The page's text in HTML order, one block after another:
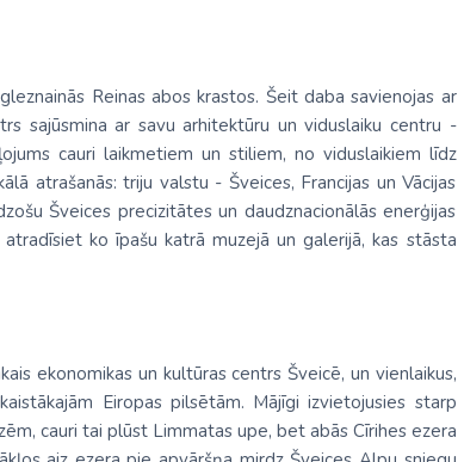
Reinas abos krastos. Šeit daba savienojas ar
sajūsmina ar savu arhitektūru un viduslaiku centru -
cauri laikmetiem un stiliem, no viduslaikiem līdz
atrašanās: triju valstu - Šveices, Francijas un Vācijas
Šveices precizitātes un daudznacionālās enerģijas
ko īpašu katrā muzejā un galerijā, kas stāsta
ekonomikas un kultūras centrs Šveicē, un vienlaikus,
Eiropas pilsētām. Mājīgi izvietojusies starp
cauri tai plūst Limmatas upe, bet abās Cīrihes ezera